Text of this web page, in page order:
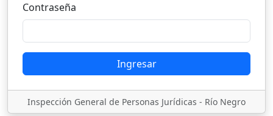
Contraseña
Ingresar
Inspección General de Personas Jurídicas - Río Negro